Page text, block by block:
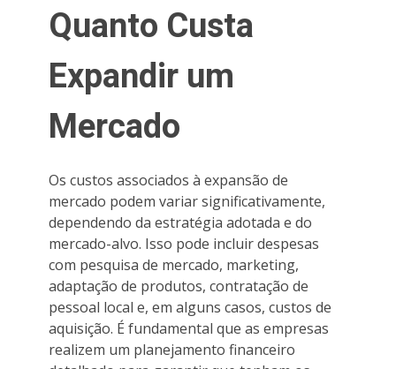
Quanto Custa
Expandir um
Mercado
Os custos associados à expansão de
mercado podem variar significativamente,
dependendo da estratégia adotada e do
mercado-alvo. Isso pode incluir despesas
com pesquisa de mercado, marketing,
adaptação de produtos, contratação de
pessoal local e, em alguns casos, custos de
aquisição. É fundamental que as empresas
realizem um planejamento financeiro